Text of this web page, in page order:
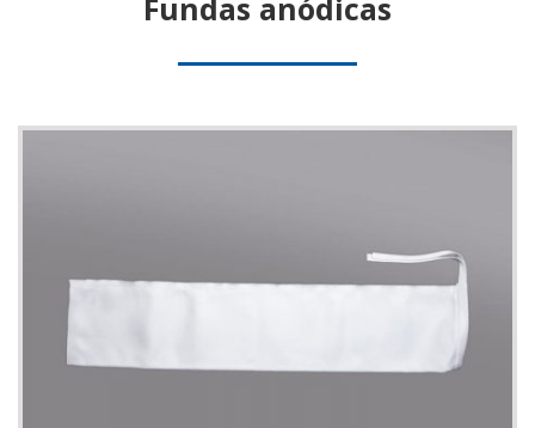
Fundas anódicas